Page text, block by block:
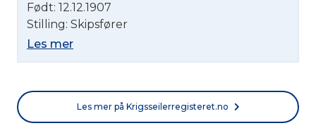
Født: 12.12.1907
Stilling: Skipsfører
Les mer
Les mer på Krigsseilerregisteret.no